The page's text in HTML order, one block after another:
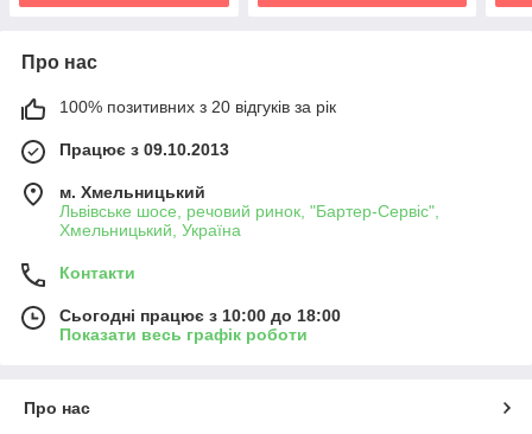
Про нас
100% позитивних з 20 відгуків за рік
Працює з 09.10.2013
м. Хмельницький
Львівське шосе, речовий ринок, "Бартер-Сервіс",
Хмельницький, Україна
Контакти
Сьогодні працює з 10:00 до 18:00
Показати весь графік роботи
Про нас